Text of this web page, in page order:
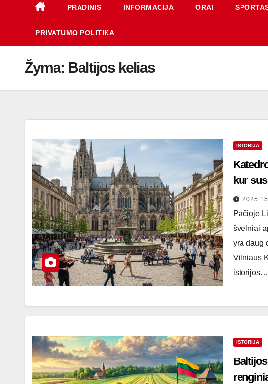
PRADINIS INFORMACIJA ORAI
PRIVATUMO POLITIKA
Žyma: Baltijos kelias
ISTORIJA
kur
2025
Pačioje
švelniai
yra daug
Vilniaus
istorijos…
ISTORIJA